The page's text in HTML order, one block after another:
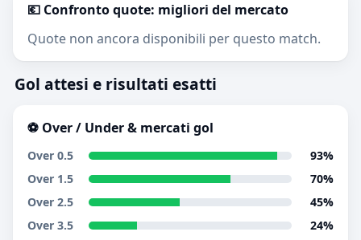
💶 Confronto quote: migliori del mercato
Quote non ancora disponibili per questo match.
Gol attesi e risultati esatti
⚽ Over / Under & mercati gol
Over 0.5
93%
Over 1.5
70%
Over 2.5
45%
Over 3.5
24%